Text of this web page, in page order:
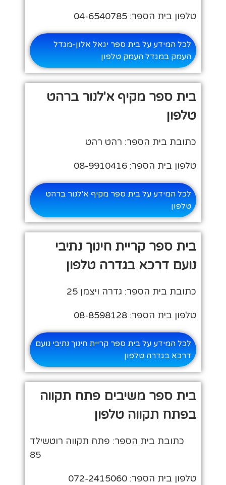
טלפון בית הספר: 04-6540785
לכל המידע על בית ספר יגאל אלון-מגדל
העמק במגדל העמק טלפון
בית ספר מקיף א'לנור ברהט
טלפון
כתובת בית הספר: רהט רהט
טלפון בית הספר: 08-9910416
לכל המידע על בית ספר מקיף א'לנור ברהט
טלפון
בית ספר קריית חינוך נתיבי
נועם דרכא בגדרה טלפון
כתובת בית הספר: גדרה ויצמן 25
טלפון בית הספר: 08-8598128
לכל המידע על בית ספר קריית חינוך נתיבי נועם
דרכא בגדרה טלפון
בית ספר משיבים פתח תקווה
בפתח תקווה טלפון
כתובת בית הספר: פתח תקווה רוטשילד
85
טלפון בית הספר: 072-2415060